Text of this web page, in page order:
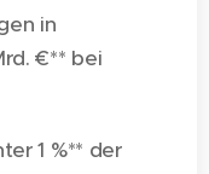
in
€** bei
1 %** der